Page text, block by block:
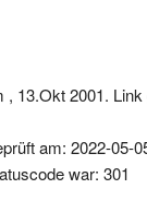
13.Okt 2001.
am: 2022-05-
war: 301